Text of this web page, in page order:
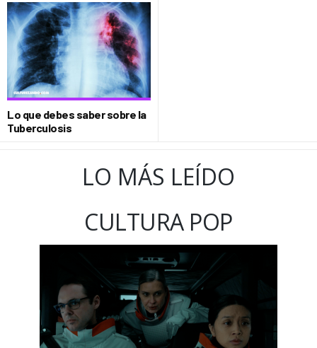
Lo que debes saber sobre la
Tuberculosis
LO MÁS LEÍDO
CULTURA POP